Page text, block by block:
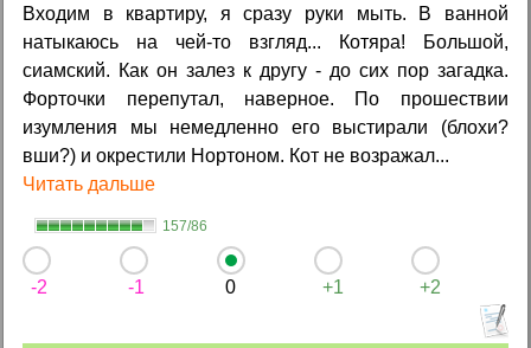
Входим в квартиру, я сразу руки мыть. В ванной
натыкаюсь на чей-то взгляд... Котяра! Большой,
сиамский. Как он залез к другу - до сих пор загадка.
Форточки перепутал, наверное. По прошествии
изумления мы немедленно его выстирали (блохи?
вши?) и окрестили Нортоном. Кот не возражал...
Читать дальше
157/86
-2 -1 0 +1 +2